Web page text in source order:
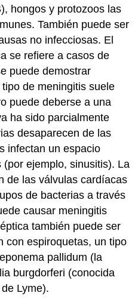
hongos y protozoos las
También puede ser
no infecciosas. El
se refiere a casos de
puede demostrar
de meningitis suele
puede deberse a una
ha sido parcialmente
desaparecen de las
infectan un espacio
ejemplo, sinusitis). La
de las válvulas cardíacas
de bacterias a través
causar meningitis
también puede ser
con espiroquetas, un tipo
pallidum (la
burgdorferi (conocida
Lyme).